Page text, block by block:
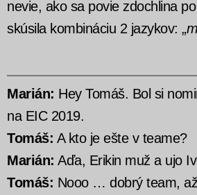
nevie, ako sa povie zdochlina
skúsila kombináciu 2 jazykov: „
Marián: Hey Tomáš. Bol si
na EIC 2019.
Tomáš: A kto je ešte v teame?
Marián: Aďa, Erikin muž a ujo
Tomáš: Nooo … dobrý team,